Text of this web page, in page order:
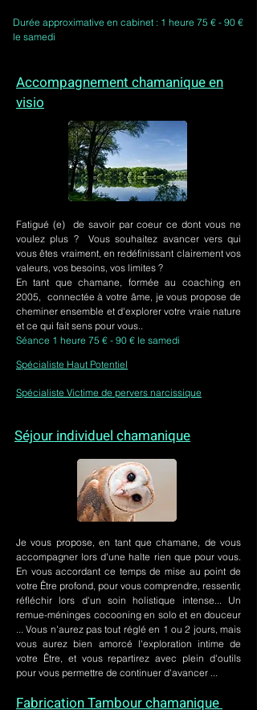
Durée approximative en cabinet : 1 heure 75 € - 90 €
le samedi
Accompagnement chamanique en
visio
Fatigué (e) de savoir par coeur ce dont vous ne
voulez plus ? Vous souhaitez avancer vers qui
vous êtes vraiment, en redéfinissant clairement vos
valeurs, vos besoins, vos limites ?
En tant que chamane, formée au coaching en
2005, connectée à votre âme, je vous propose de
cheminer ensemble et d'explorer votre vraie nature
et ce qui fait sens pour vous..
Séance 1 heure 75 € - 90 € le samedi
Spécialiste Haut Potentiel
Spécialiste Victime de pervers narcissique
Séjour individuel chamanique
Je vous propose, en tant que chamane, de vous
accompagner lors d'une halte rien que pour vous.
En vous accordant ce temps de mise au point de
votre Être profond, pour vous comprendre, ressentir,
réfléchir lors d'un soin holistique intense... Un
remue-méninges cocooning en solo et en douceur
... Vous n'aurez pas tout réglé en 1 ou 2 jours, mais
vous aurez bien amorcé l'exploration intime de
votre Être, et vous repartirez avec plein d'outils
pour vous permettre de continuer d'avancer ...
Fabrication Tambour chamanique